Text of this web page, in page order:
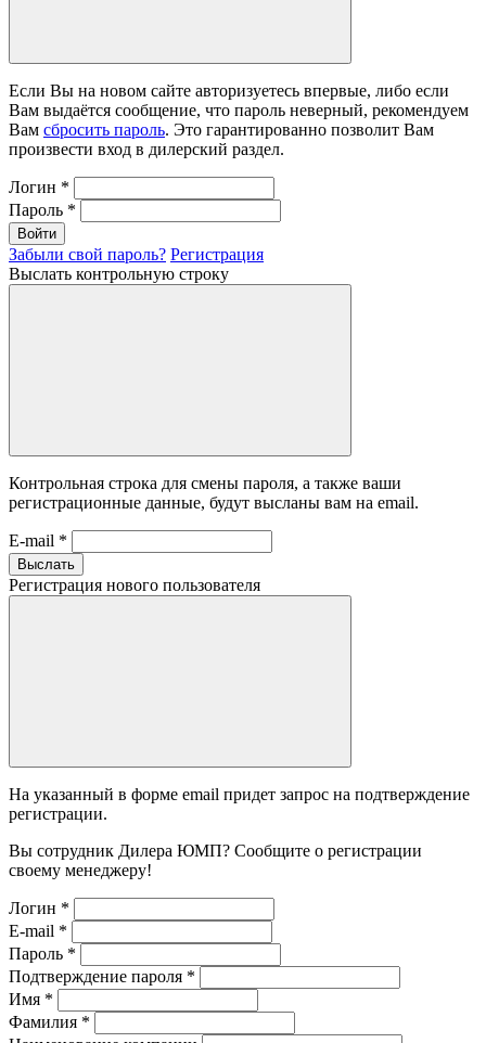
Если Вы на новом сайте авторизуетесь впервые, либо если
Вам выдаётся сообщение, что пароль неверный, рекомендуем
Вам сбросить пароль. Это гарантированно позволит Вам
произвести вход в дилерский раздел.
Логин *
Пароль *
Войти
Забыли свой пароль? Регистрация
Выслать контрольную строку
Контрольная строка для смены пароля, а также ваши
регистрационные данные, будут высланы вам на email.
E-mail *
Выслать
Регистрация нового пользователя
На указанный в форме email придет запрос на подтверждение
регистрации.
Вы сотрудник Дилера ЮМП? Сообщите о регистрации
своему менеджеру!
Логин *
E-mail *
Пароль *
Подтверждение пароля *
Имя *
Фамилия *